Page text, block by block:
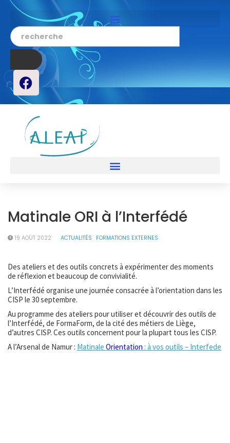
Matinale ORI à l’Interfédé
19 AOÛT 2022 ACTUALITÉS FORMATIONS EXTERNES
Des ateliers et des outils concrets à expérimenter des moments
de réflexion et beaucoup de convivialité.
L’Interfédé organise une journée consacrée à l’orientation dans les
CISP le 30 septembre.
Au programme des ateliers pour utiliser et découvrir des outils de
l’Interfédé, de FormaForm, de la cité des métiers de Liège,
d’autres CISP. Ces outils concernent pour la plupart tous les CISP.
A l’Arsenal de Namur : Matinale Orientation : à vos outils – Interfede